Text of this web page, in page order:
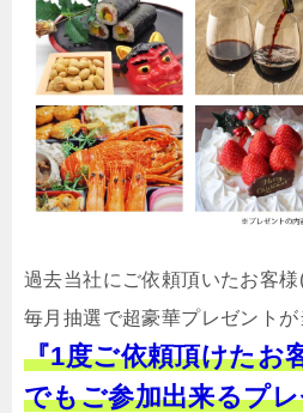
過去当社にご依頼頂いたお客様
毎月抽選で超豪華プレゼントが
『1度ご依頼頂けたお
でもご参加出来るプ